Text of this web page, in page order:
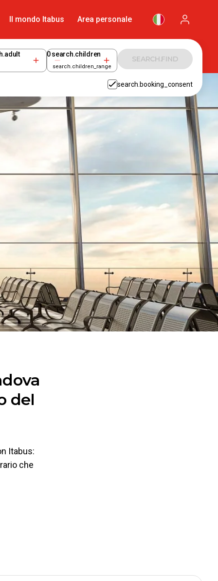
Il mondo Itabus Area personale
0 search.children
search.children_range
SEARCH.FIND
search.booking_consent
del
Itabus:
che